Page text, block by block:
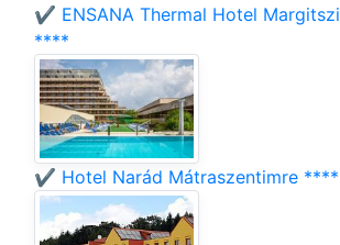
✔️ ENSANA Thermal Hotel
****
✔️ Hotel Narád Mátraszentimre ****